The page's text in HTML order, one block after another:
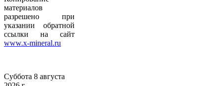
материалов
разрешено при
указании обратной
ссылки на сайт
www.x-mineral.ru
Суббота 8 августа